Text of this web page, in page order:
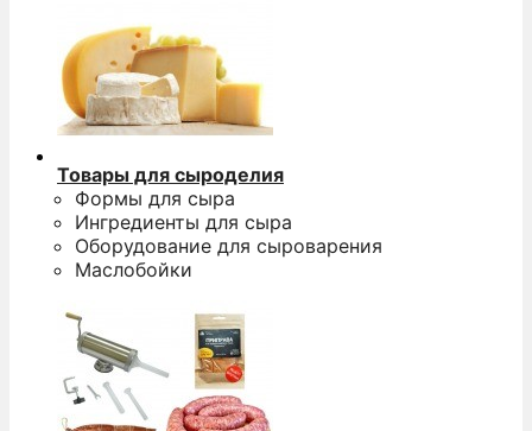
Товары для сыроделия
Формы для сыра
Ингредиенты для сыра
Оборудование для сыроварения
Маслобойки